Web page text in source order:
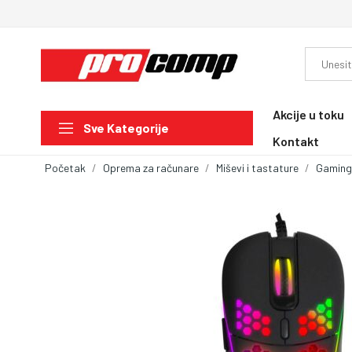
Sve Kategorije
Akcije u toku
Kontakt
Početak Oprema za računare Miševi i tastature